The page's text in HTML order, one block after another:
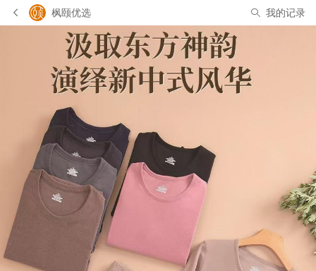
枫颐优选 我的记录
有 1 人正在浏览此商品